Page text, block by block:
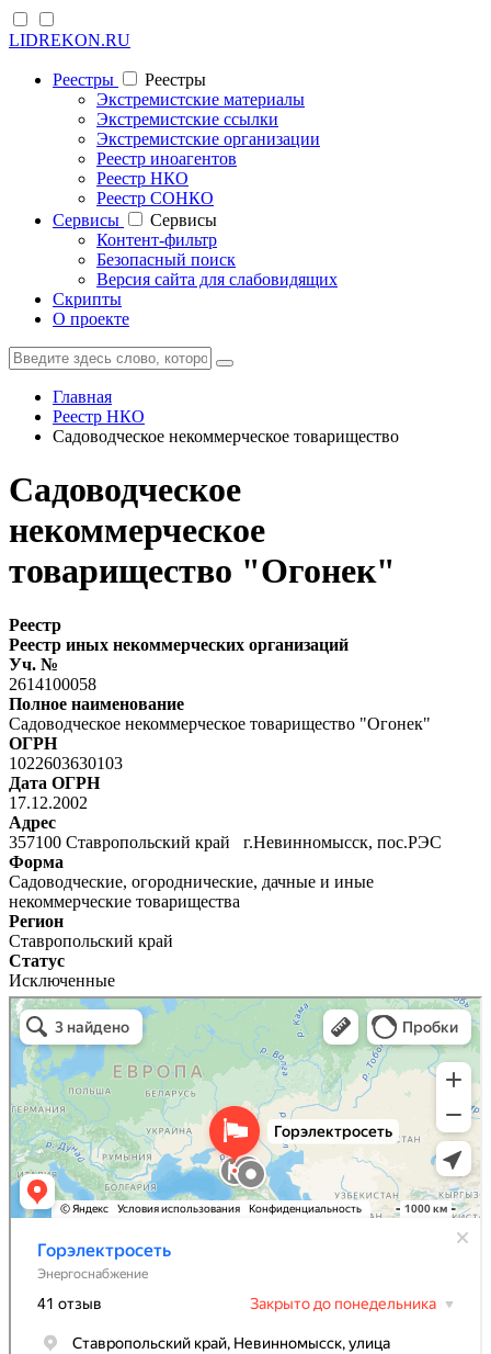
LIDREKON.RU
Реестры
Реестры
Экстремистские материалы
Экстремистские ссылки
Экстремистские организации
Реестр иноагентов
Реестр НКО
Реестр СОНКО
Cервисы
Cервисы
Контент-фильтр
Безопасный поиск
Версия сайта для слабовидящих
Скрипты
О проекте
Главная
Реестр НКО
Садоводческое некоммерческое товарищество
Садоводческое
некоммерческое
товарищество "Огонек"
Реестр
Реестр иных некоммерческих организаций
Уч. №
2614100058
Полное наименование
Садоводческое некоммерческое товарищество "Огонек"
ОГРН
1022603630103
Дата ОГРН
17.12.2002
Адрес
357100 Ставропольский край г.Невинномысск, пос.РЭС
Форма
Садоводческие, огороднические, дачные и иные
некоммерческие товарищества
Регион
Ставропольский край
Статус
Исключенные